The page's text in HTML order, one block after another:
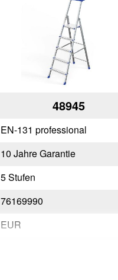
48945
EN-131 professional
10 Jahre Garantie
5 Stufen
76169990
EUR